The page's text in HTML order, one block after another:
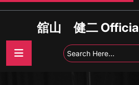
舘山 健二